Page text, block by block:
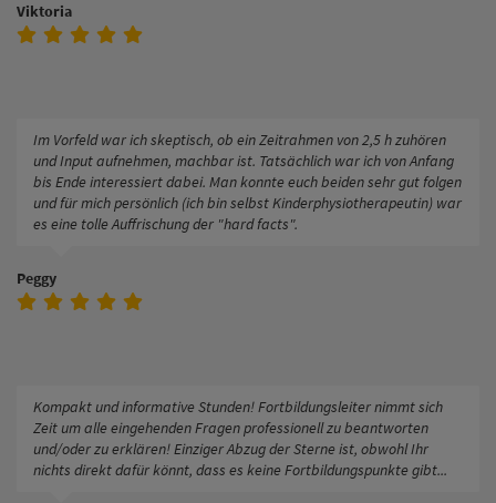
Viktoria
Im Vorfeld war ich skeptisch, ob ein Zeitrahmen von 2,5 h zuhören
und Input aufnehmen, machbar ist. Tatsächlich war ich von Anfang
bis Ende interessiert dabei. Man konnte euch beiden sehr gut folgen
und für mich persönlich (ich bin selbst Kinderphysiotherapeutin) war
es eine tolle Auffrischung der "hard facts".
Peggy
Kompakt und informative Stunden! Fortbildungsleiter nimmt sich
Zeit um alle eingehenden Fragen professionell zu beantworten
und/oder zu erklären! Einziger Abzug der Sterne ist, obwohl Ihr
nichts direkt dafür könnt, dass es keine Fortbildungspunkte gibt...